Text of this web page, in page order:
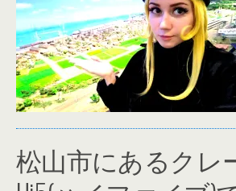
松山市にあるクレ